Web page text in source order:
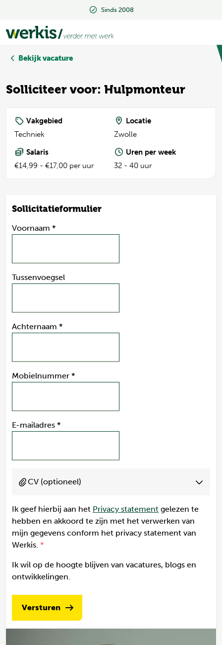
Sinds 2008
Sinds 2008
Bekijk vacature
Solliciteer voor: Hulpmonteur
Vakgebied
Techniek
Locatie
Zwolle
Salaris
€14,99 - €17,00 per uur
Uren per week
32 - 40 uur
Sollicitatieformulier
Voornaam *
Tussenvoegsel
Achternaam *
Mobielnummer *
E-mailadres *
CV (optioneel)
Ik geef hierbij aan het Privacy statement gelezen te
hebben en akkoord te zijn met het verwerken van
mijn gegevens conform het privacy statement van
Werkis.
Ik wil op de hoogte blijven van vacatures, blogs en
ontwikkelingen.
Versturen